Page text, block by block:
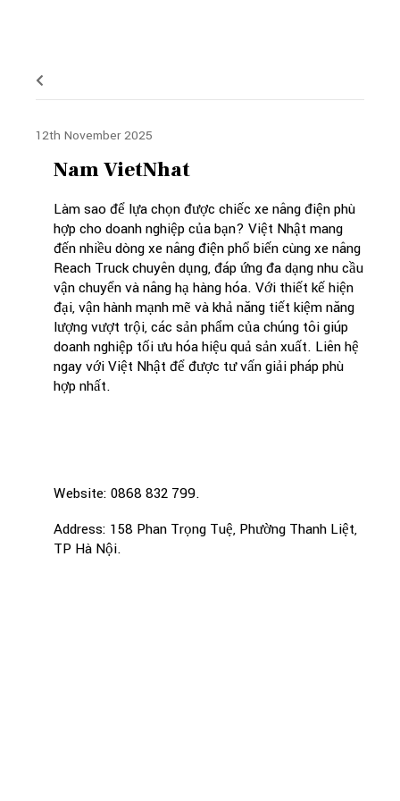
12th November 2025
Nam VietNhat
Làm sao để lựa chọn được chiếc xe nâng điện phù
hợp cho doanh nghiệp của bạn? Việt Nhật mang
đến nhiều dòng xe nâng điện phổ biến cùng xe nâng
Reach Truck chuyên dụng, đáp ứng đa dạng nhu cầu
vận chuyển và nâng hạ hàng hóa. Với thiết kế hiện
đại, vận hành mạnh mẽ và khả năng tiết kiệm năng
lượng vượt trội, các sản phẩm của chúng tôi giúp
doanh nghiệp tối ưu hóa hiệu quả sản xuất. Liên hệ
ngay với Việt Nhật để được tư vấn giải pháp phù
hợp nhất.
Website: 0868 832 799.
Address: 158 Phan Trọng Tuệ, Phường Thanh Liệt,
TP Hà Nội.